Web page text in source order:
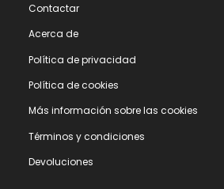
Contactar
Acerca de
Polí­tica de privacidad
Polí­tica de cookies
Más información sobre las cookies
Términos y condiciones
Devoluciones